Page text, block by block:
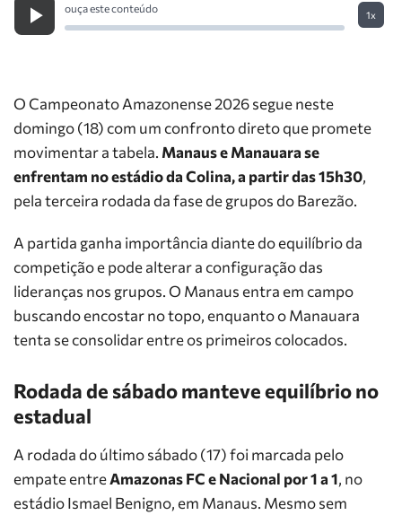
ouça este conteúdo
1x
O Campeonato Amazonense 2026 segue neste
domingo (18) com um confronto direto que promete
movimentar a tabela. Manaus e Manauara se
enfrentam no estádio da Colina, a partir das 15h30,
pela terceira rodada da fase de grupos do Barezão.
A partida ganha importância diante do equilíbrio da
competição e pode alterar a configuração das
lideranças nos grupos. O Manaus entra em campo
buscando encostar no topo, enquanto o Manauara
tenta se consolidar entre os primeiros colocados.
Rodada de sábado manteve equilíbrio no
estadual
A rodada do último sábado (17) foi marcada pelo
empate entreAmazonas FC e Nacional por 1 a 1, no
estádio Ismael Benigno, em Manaus. Mesmo sem